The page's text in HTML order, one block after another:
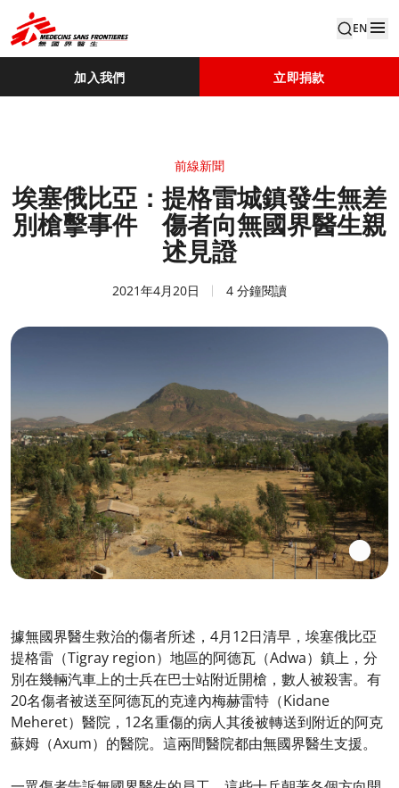
EN
加入我們 立即捐款
前線新聞
埃塞俄比亞：提格雷城鎮發生無差
別槍擊事件 傷者向無國界醫生親
述見證
2021年4月20日 4 分鐘閱讀
據無國界醫生救治的傷者所述，4月12日清早，埃塞俄比亞
提格雷（Tigray region）地區的阿德瓦（Adwa）鎮上，分
別在幾輛汽車上的士兵在巴士站附近開槍，數人被殺害。有
20名傷者被送至阿德瓦的克達內梅赫雷特（Kidane
Meheret）醫院，12名重傷的病人其後被轉送到附近的阿克
蘇姆（Axum）的醫院。這兩間醫院都由無國界醫生支援。